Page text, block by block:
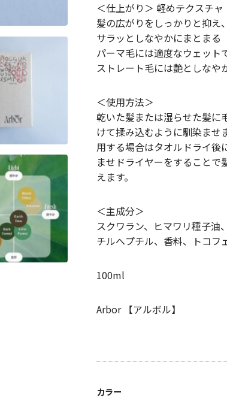
＜仕上がり＞ 軽めテクスチャ
髪の広がりをしっかりと抑え、
サラッとしなやかにまとまる
パーマ⽑には適度なウェット
ストレート⽑には艶としなや
＜使用方法＞
乾いた髪または湿らせた髪に
けて揉み込むように馴染ませ
用する場合はタオルドライ後
ませドライヤーをすることで
えます。
＜主成分＞
スクワラン、ヒマワリ種子油
チルへプチル、香料、トコフ
100ml
Arbor 【アルボル】
カラー